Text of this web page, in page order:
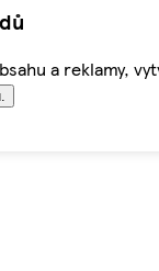
a reklamy,